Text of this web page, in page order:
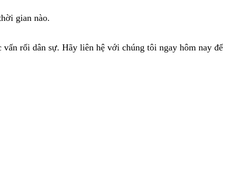
gian nào.
rối dân sự. Hãy liên hệ với chúng tôi ngay hôm nay để